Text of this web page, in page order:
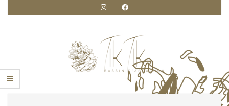
TIK
Primary